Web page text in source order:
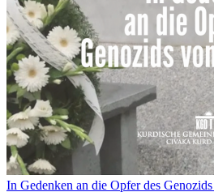
In Gedenken an die Opfer des